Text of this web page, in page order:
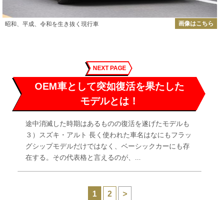
昭和、平成、令和を生き抜く現行車 画像はこちら
NEXT PAGE
OEM車として突如復活を果たした
モデルとは！
途中消滅した時期はあるものの復活を遂げたモデルも
３）スズキ・アルト 長く使われた車名はなにもフラッ
グシップモデルだけではなく、ベーシックカーにも存
在する。その代表格と言えるのが、...
1 2 >